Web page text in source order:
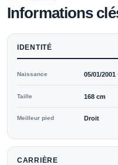
Informations
IDENTITÉ
Naissance 05/01/2001
Taille 168 cm
Meilleur pied Droit
CARRIÈRE